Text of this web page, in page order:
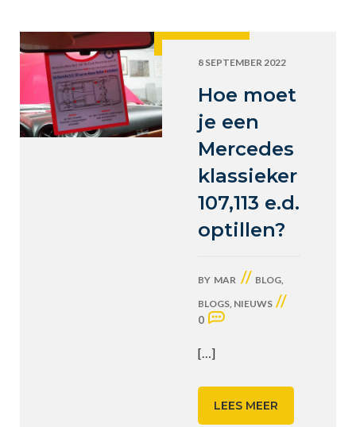
8 SEPTEMBER 2022
Hoe moet
je een
Mercedes
klassieker
107,113 e.d.
optillen?
BY MAR // BLOG,
BLOGS, NIEUWS //
0
[…]
LEES MEER